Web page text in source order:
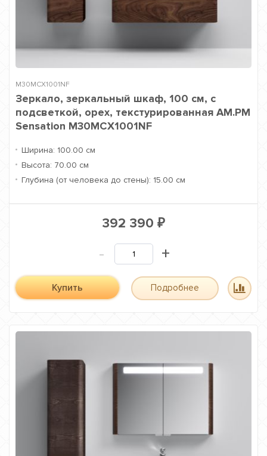
M30MCX1001NF
Зеркало, зеркальный шкаф, 100 см, с
подсветкой, орех, текстурированная AM.PM
Sensation M30MCX1001NF
Ширина: 100.00 см
Высота: 70.00 см
Глубина (от человека до стены): 15.00 см
392 390 ₽
- +
Купить Подробнее